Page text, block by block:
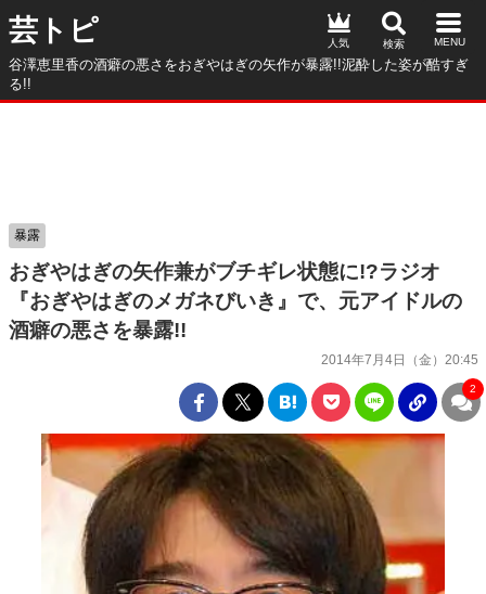
芸トピ
谷澤恵里香の酒癖の悪さをおぎやはぎの矢作が暴露!!泥酔した姿が酷すぎ
る!!
人気
おぎやはぎの矢作兼がブチギレ状態に!?ラジオ
『おぎやはぎのメガネびいき』で、元アイドルの
酒癖の悪さを暴露!!
2014年7月4日（金）20:45
暴露
2